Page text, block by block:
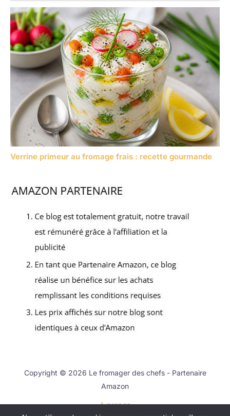
Verrine primeur au fromage frais : recette gourmande
Copyright © 2026 Le fromager des chefs - Partenaire
Amazon
A propos